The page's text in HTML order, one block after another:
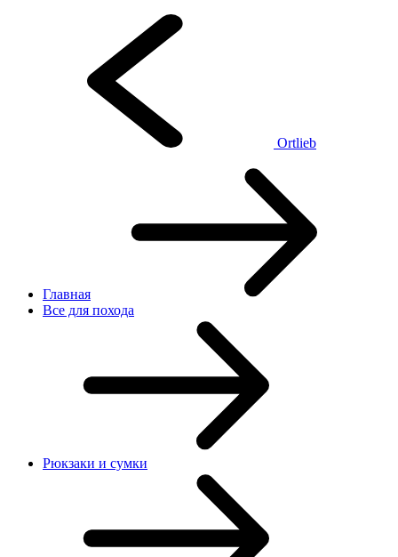
Ortlieb
Главная
Все для похода
Рюкзаки и сумки